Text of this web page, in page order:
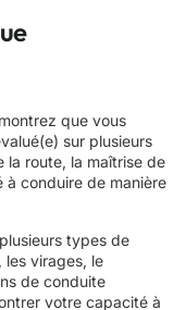
que vous
sur plusieurs
la route, la maîtrise de
conduire de manière
types de
virages, le
de conduite
votre capacité à